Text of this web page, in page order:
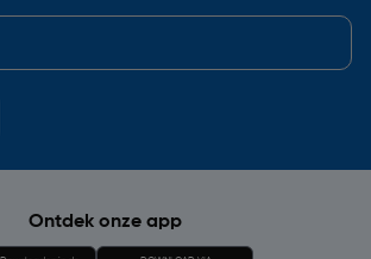
Ontdek onze app